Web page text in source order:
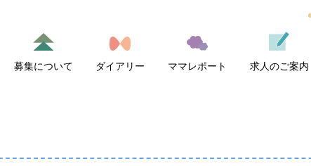
募集について ダイアリー ママレポート 求人のご案内